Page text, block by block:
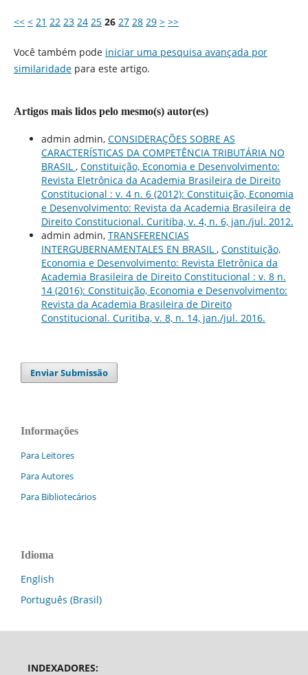
<< < 21 22 23 24 25 26 27 28 29 > >>
Você também pode iniciar uma pesquisa avançada por
similaridadepara este artigo.
Artigos mais lidos pelo mesmo(s) autor(es)
admin admin, CONSIDERAÇÕES SOBRE AS
CARACTERÍSTICAS DA COMPETÊNCIA TRIBUTÁRIA NO
BRASIL , Constituição, Economia e Desenvolvimento:
Revista Eletrônica da Academia Brasileira de Direito
Constitucional : v. 4 n. 6 (2012): Constituição, Economia
e Desenvolvimento: Revista da Academia Brasileira de
Direito Constitucional. Curitiba, v. 4, n. 6, jan./jul. 2012.
admin admin, TRANSFERENCIAS
INTERGUBERNAMENTALES EN BRASIL , Constituição,
Economia e Desenvolvimento: Revista Eletrônica da
Academia Brasileira de Direito Constitucional : v. 8 n.
14 (2016): Constituição, Economia e Desenvolvimento:
Revista da Academia Brasileira de Direito
Constitucional. Curitiba, v. 8, n. 14, jan./jul. 2016.
Enviar Submissão
Informações
Para Leitores
Para Autores
Para Bibliotecários
Idioma
English
Português (Brasil)
INDEXADORES: